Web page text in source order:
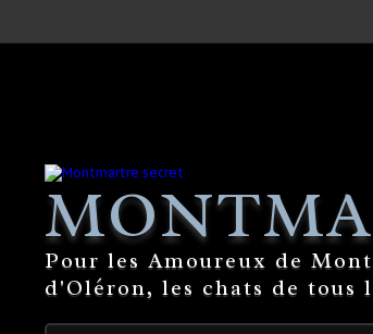
Pour les Amoureux de
d'Oléron, les chats de tous